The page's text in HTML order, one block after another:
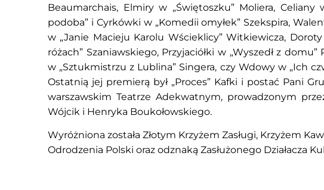
Beaumarchais, Elmiry w „Świętoszku” Moliera, Celiany
podoba” i Cyrkówki w „Komedii omyłek” Szekspira,
w „Janie Macieju Karolu Wścieklicy” Witkiewicza,
różach” Szaniawskiego, Przyjaciółki w „Wyszedł z domu”
w „Sztukmistrzu z Lublina” Singera, czy Wdowy w „Ich
Ostatnią jej premierą był „Proces” Kafki i postać Pani
warszawskim Teatrze Adekwatnym, prowadzonym
Wójcik i Henryka Boukołowskiego.
Wyróżniona została Złotym Krzyżem Zasługi, Krzyżem
Odrodzenia Polski oraz odznaką Zasłużonego Działacza